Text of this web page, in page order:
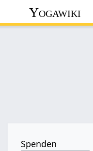
Yogawiki
Spenden